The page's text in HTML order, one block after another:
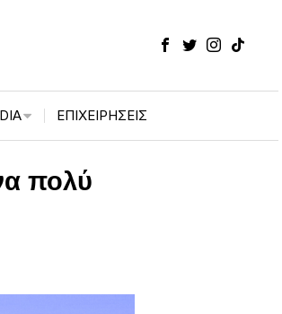
ΕΠΙΧΕΙΡΉΣΕΙΣ
πολύ